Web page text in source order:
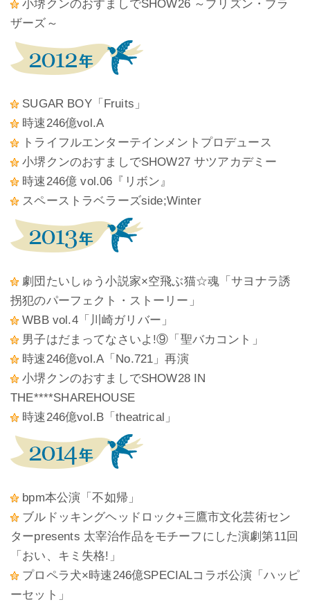
小堺クンのおすましでSHOW26 ～プリズン・ブラ
ザーズ～
SUGAR BOY「Fruits」
時速246億vol.A
トライフルエンターテインメントプロデュース
小堺クンのおすましでSHOW27 サツアカデミー
時速246億 vol.06『リボン』
スペーストラベラーズside;Winter
劇団たいしゅう小説家×空飛ぶ猫☆魂「サヨナラ誘
拐犯のパーフェクト・ストーリー」
WBB vol.4「川崎ガリバー」
男子はだまってなさいよ!⑨「聖バカコント」
時速246億vol.A「No.721」再演
小堺クンのおすましでSHOW28 IN
THE****SHAREHOUSE
時速246億vol.B「theatrical」
bpm本公演「不如帰」
ブルドッキングヘッドロック+三鷹市文化芸術セン
ターpresents 太宰治作品をモチーフにした演劇第11回
「おい、キミ失格!」
プロペラ犬×時速246億SPECIALコラボ公演「ハッピ
ーセット」